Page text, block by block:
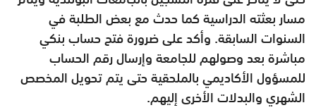
مسار بعثته الدراسية كما حدث مع بعض الطلبة في
السنوات السابقة. وأكد على ضرورة فتح حساب بنكي
مباشرة بعد وصولهم للجامعة وإرسال رقم الحساب
للمسؤول الأكاديمي بالملحقية حتى يتم تحويل المخصص
الشهري والبدلات الأخرى إليهم.